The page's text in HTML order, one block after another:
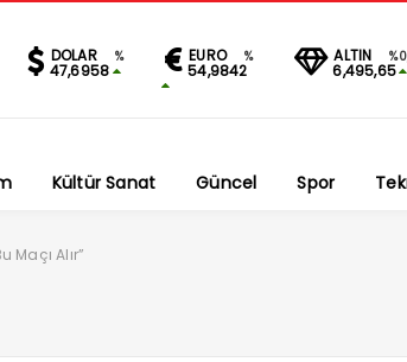
DOLAR %
47,6958
EURO %
54,9842
ALTIN
6,495,65
Kültür Sanat Güncel Spor
Maçı Alır”